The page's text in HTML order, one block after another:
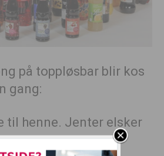
på toppløsbar blir kos
gang:
til henne. Jenter elsker